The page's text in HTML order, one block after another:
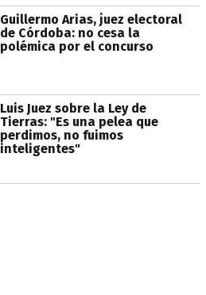
Guillermo Arias, juez electoral
de Córdoba: no cesa la
polémica por el concurso
Luis Juez sobre la Ley de
Tierras: "Es una pelea que
perdimos, no fuimos
inteligentes"